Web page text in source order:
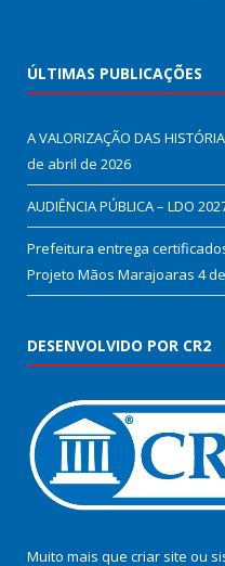
ÚLTIMAS PUBLICAÇÕES
A VALORIZAÇÃO DAS
de abril de 2026
AUDIÊNCIA PÚBLICA – LDO
Prefeitura entrega
Projeto Mãos Marajoaras 4
DESENVOLVIDO POR CR2
Muito mais que criar site ou